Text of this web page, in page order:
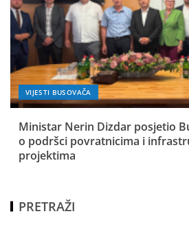
VIJESTI BUSOVAČA
Ministar Nerin Dizdar posjetio
o podršci povratnicima i
projektima
PRETRAŽI